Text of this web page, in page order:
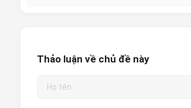
Thảo luận về chủ đề này